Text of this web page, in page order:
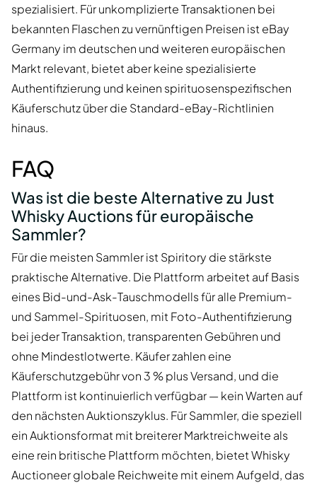
spezialisiert. Für unkomplizierte Transaktionen bei
bekannten Flaschen zu vernünftigen Preisen ist eBay
Germany im deutschen und weiteren europäischen
Markt relevant, bietet aber keine spezialisierte
Authentifizierung und keinen spirituosenspezifischen
Käuferschutz über die Standard-eBay-Richtlinien
hinaus.
FAQ
Was ist die beste Alternative zu Just
Whisky Auctions für europäische
Sammler?
Für die meisten Sammler ist Spiritory die stärkste
praktische Alternative. Die Plattform arbeitet auf Basis
eines Bid-und-Ask-Tauschmodells für alle Premium-
und Sammel-Spirituosen, mit Foto-Authentifizierung
bei jeder Transaktion, transparenten Gebühren und
ohne Mindestlotwerte. Käufer zahlen eine
Käuferschutzgebühr von 3 % plus Versand, und die
Plattform ist kontinuierlich verfügbar — kein Warten auf
den nächsten Auktionszyklus. Für Sammler, die speziell
ein Auktionsformat mit breiterer Marktreichweite als
eine rein britische Plattform möchten, bietet Whisky
Auctioneer globale Reichweite mit einem Aufgeld, das